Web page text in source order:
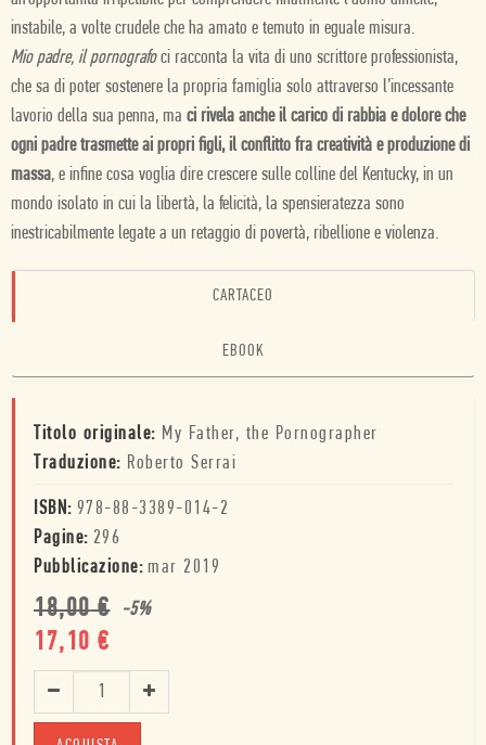
instabile, a volte crudele che ha amato e temuto in eguale misura.
Mio padre, il pornografoci racconta la vita di uno scrittore professionista,
che sa di poter sostenere la propria famiglia solo attraverso l’incessante
lavorio della sua penna, ma ci rivela anche il carico di rabbia e dolore che
ogni padre trasmette ai propri figli, il conflitto fra creatività e produzione di
massa, e infine cosa voglia dire crescere sulle colline del Kentucky, in un
mondo isolato in cui la libertà, la felicità, la spensieratezza sono
inestricabilmente legate a un retaggio di povertà, ribellione e violenza.
CARTACEO
EBOOK
Titolo originale: My Father, the Pornographer
Traduzione: Roberto Serrai
ISBN: 978-88-3389-014-2
Pagine: 296
Pubblicazione: mar 2019
18,00€ -5%
17,10 €